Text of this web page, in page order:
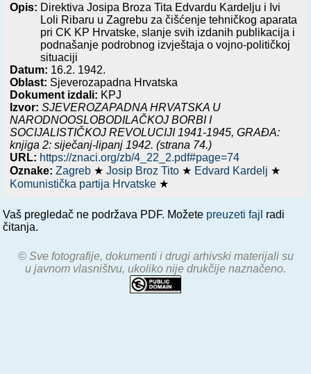
Opis: Direktiva Josipa Broza Tita Edvardu Kardelju i Ivi
Loli Ribaru u Zagrebu za čišćenje tehničkog aparata
pri CK KP Hrvatske, slanje svih izdanih publikacija i
podnašanje podrobnog izvještaja o vojno-političkoj
situaciji
Datum: 16.2. 1942.
Oblast: Sjeverozapadna Hrvatska
Dokument izdali: KPJ
Izvor: SJEVEROZAPADNA HRVATSKA U
NARODNOOSLOBODILAČKOJ BORBI I
SOCIJALISTIČKOJ REVOLUCIJI 1941-1945, GRAĐA:
knjiga 2: siječanj-lipanj 1942. (strana 74.)
URL: https://znaci.org/zb/4_22_2.pdf#page=74
Oznake:Zagreb ★Josip Broz Tito ★ Edvard Kardelj ★
Komunistička partija Hrvatske ★
Vaš pregledač ne podržava PDF. Možete preuzeti fajl radi
čitanja.
© Sve fotografije, dokumenti i drugi arhivski materijali su
u javnom vlasništvu, ukoliko nije drukčije naznačeno.